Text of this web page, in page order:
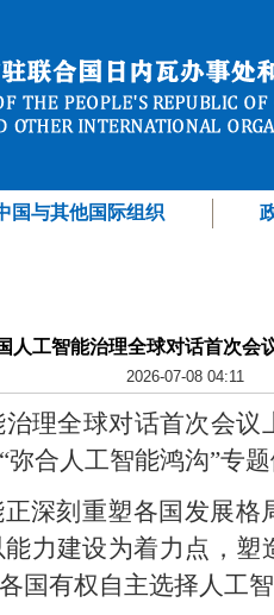
国与其他国际组织
人工智能治理全球对话首次会
2026-07-08 04:11
理全球对话首次会
合人工智能鸿沟”专题
深刻重塑各国发展
力建设为着力点，
国有权自主选择人工